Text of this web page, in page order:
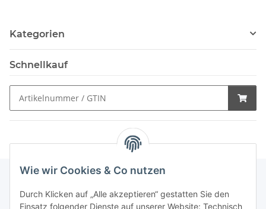
Wie wir Cookies & Co nutzen
Durch Klicken auf „Alle akzeptieren“ gestatten Sie den
Einsatz folgender Dienste auf unserer Website: Technisch
Kategorien
Schnellkauf
Schnellkauf